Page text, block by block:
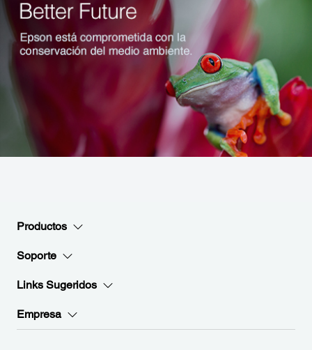
Productos
Soporte
Links Sugeridos
Empresa